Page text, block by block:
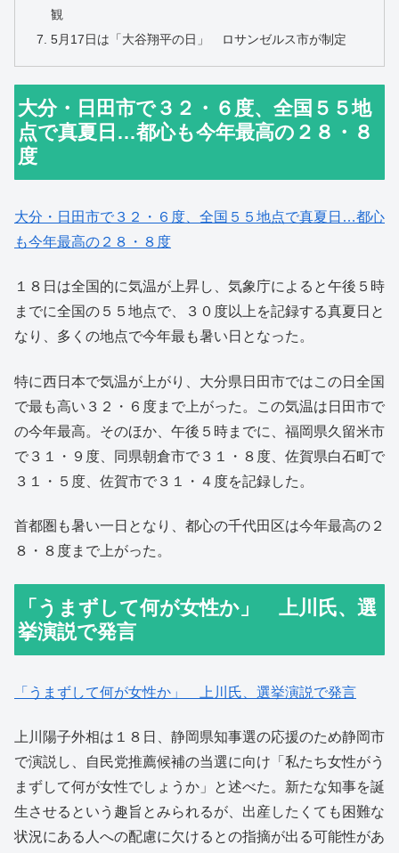
観
5月17日は「大谷翔平の日」 ロサンゼルス市が制定
大分・日田市で３２・６度、全国５５地
点で真夏日…都心も今年最高の２８・８
度
大分・日田市で３２・６度、全国５５地点で真夏日…都心
も今年最高の２８・８度
１８日は全国的に気温が上昇し、気象庁によると午後５時
までに全国の５５地点で、３０度以上を記録する真夏日と
なり、多くの地点で今年最も暑い日となった。
特に西日本で気温が上がり、大分県日田市ではこの日全国
で最も高い３２・６度まで上がった。この気温は日田市で
の今年最高。そのほか、午後５時までに、福岡県久留米市
で３１・９度、同県朝倉市で３１・８度、佐賀県白石町で
３１・５度、佐賀市で３１・４度を記録した。
首都圏も暑い一日となり、都心の千代田区は今年最高の２
８・８度まで上がった。
「うまずして何が女性か」 上川氏、選
挙演説で発言
「うまずして何が女性か」 上川氏、選挙演説で発言
上川陽子外相は１８日、静岡県知事選の応援のため静岡市
で演説し、自民党推薦候補の当選に向け「私たち女性がう
まずして何が女性でしょうか」と述べた。新たな知事を誕
生させるという趣旨とみられるが、出産したくても困難な
状況にある人への配慮に欠けるとの指摘が出る可能性があ